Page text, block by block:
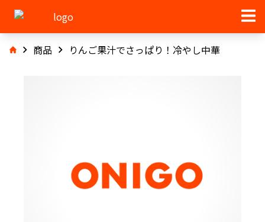
商品 りんご果汁でさっぱり！冷やし中華